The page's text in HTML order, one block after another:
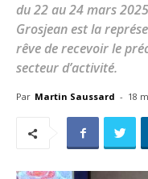
du 22 au 24 mars
Grosjean est la
rêve de recevoir le
secteur d’activité.
Par Martin Saussard - 18